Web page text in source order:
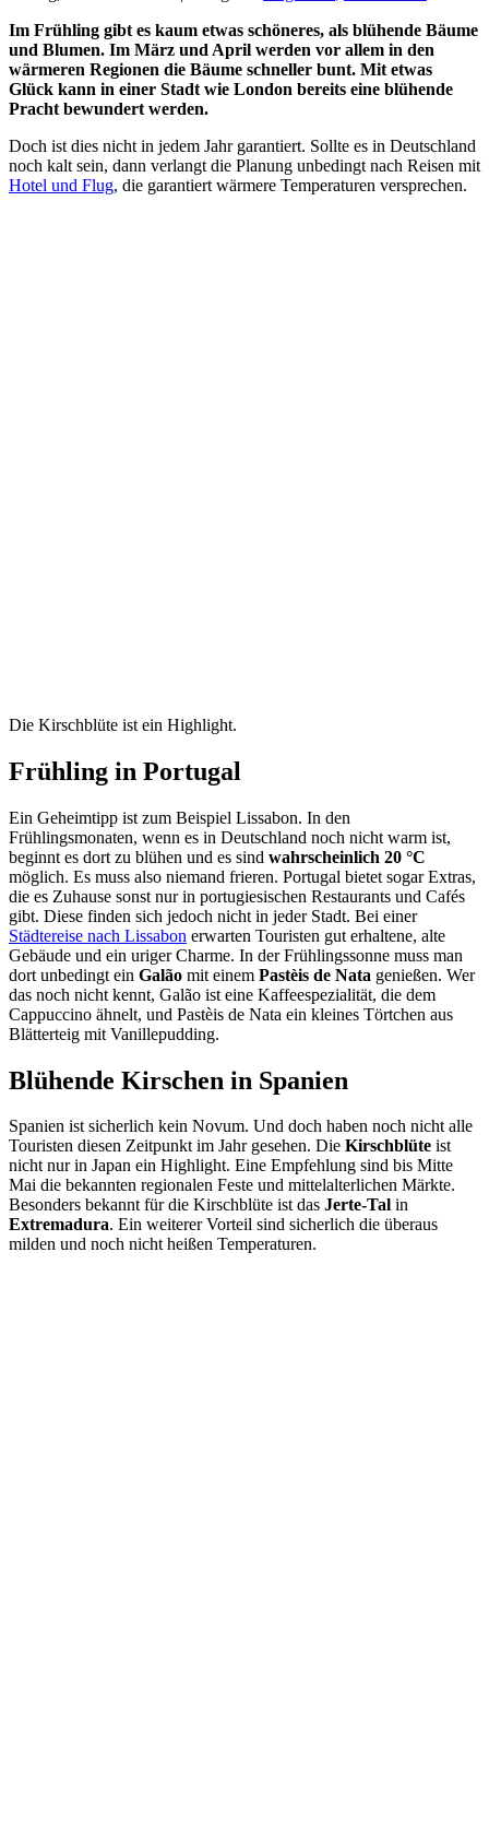
Im Frühling gibt es kaum etwas schöneres, als blühende Bäume
und Blumen. Im März und April werden vor allem in den
wärmeren Regionen die Bäume schneller bunt. Mit etwas
Glück kann in einer Stadt wie London bereits eine blühende
Pracht bewundert werden.
Doch ist dies nicht in jedem Jahr garantiert. Sollte es in Deutschland
noch kalt sein, dann verlangt die Planung unbedingt nach Reisen mit
Hotel und Flug, die garantiert wärmere Temperaturen versprechen.
Die Kirschblüte ist ein Highlight.
Frühling in Portugal
Ein Geheimtipp ist zum Beispiel Lissabon. In den
Frühlingsmonaten, wenn es in Deutschland noch nicht warm ist,
beginnt es dort zu blühen und es sind wahrscheinlich 20 °C
möglich. Es muss also niemand frieren. Portugal bietet sogar Extras,
die es Zuhause sonst nur in portugiesischen Restaurants und Cafés
gibt. Diese finden sich jedoch nicht in jeder Stadt. Bei einer
Städtereise nach Lissabon erwarten Touristen gut erhaltene, alte
Gebäude und ein uriger Charme. In der Frühlingssonne muss man
dort unbedingt ein Galão mit einem Pastèis de Nata genießen. Wer
das noch nicht kennt, Galão ist eine Kaffeespezialität, die dem
Cappuccino ähnelt, und Pastèis de Nata ein kleines Törtchen aus
Blätterteig mit Vanillepudding.
Blühende Kirschen in Spanien
Spanien ist sicherlich kein Novum. Und doch haben noch nicht alle
Touristen diesen Zeitpunkt im Jahr gesehen. Die Kirschblüte ist
nicht nur in Japan ein Highlight. Eine Empfehlung sind bis Mitte
Mai die bekannten regionalen Feste und mittelalterlichen Märkte.
Besonders bekannt für die Kirschblüte ist das Jerte-Tal in
Extremadura. Ein weiterer Vorteil sind sicherlich die überaus
milden und noch nicht heißen Temperaturen.